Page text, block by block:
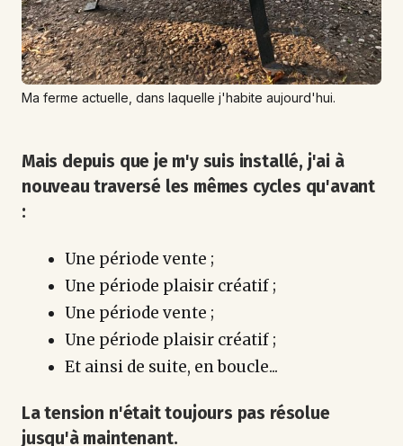
Ma ferme actuelle, dans laquelle j'habite aujourd'hui.
Mais depuis que je m'y suis installé, j'ai à
nouveau traversé les mêmes cycles qu'avant
:
Une période vente ;
Une période plaisir créatif ;
Une période vente ;
Une période plaisir créatif ;
Et ainsi de suite, en boucle...
La tension n'était toujours pas résolue
jusqu'à maintenant.